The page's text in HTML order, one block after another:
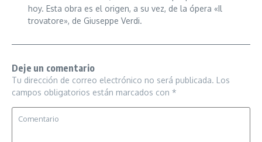
hoy. Esta obra es el origen, a su vez, de la ópera «Il
trovatore», de Giuseppe Verdi.
Deje un comentario
Tu dirección de correo electrónico no será publicada. Los
campos obligatorios están marcados con *